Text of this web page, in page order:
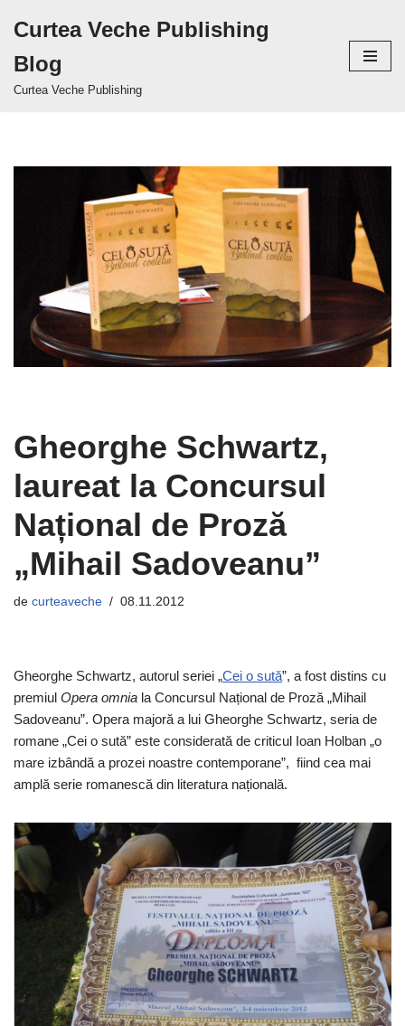
la
conținut
Curtea Veche Publishing
Blog
Curtea Veche Publishing
Gheorghe Schwartz,
laureat la Concursul
Național de Proză
„Mihail Sadoveanu”
de curteaveche 08.11.2012
Gheorghe Schwartz, autorul seriei „Cei o sută”, a fost distins cu
premiul Opera omnia la Concursul Național de Proză „Mihail
Sadoveanu”. Opera majoră a lui Gheorghe Schwartz, seria de
romane „Cei o sută” este considerată de criticul Ioan Holban „o
mare izbândă a prozei noastre contemporane”, fiind cea mai
amplă serie romanescă din literatura națională.